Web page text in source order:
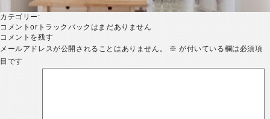
カテゴリー:
コメントorトラックバックはまだありません
コメントを残す
メールアドレスが公開されることはありません。
※ が付いている欄は必須項
目です